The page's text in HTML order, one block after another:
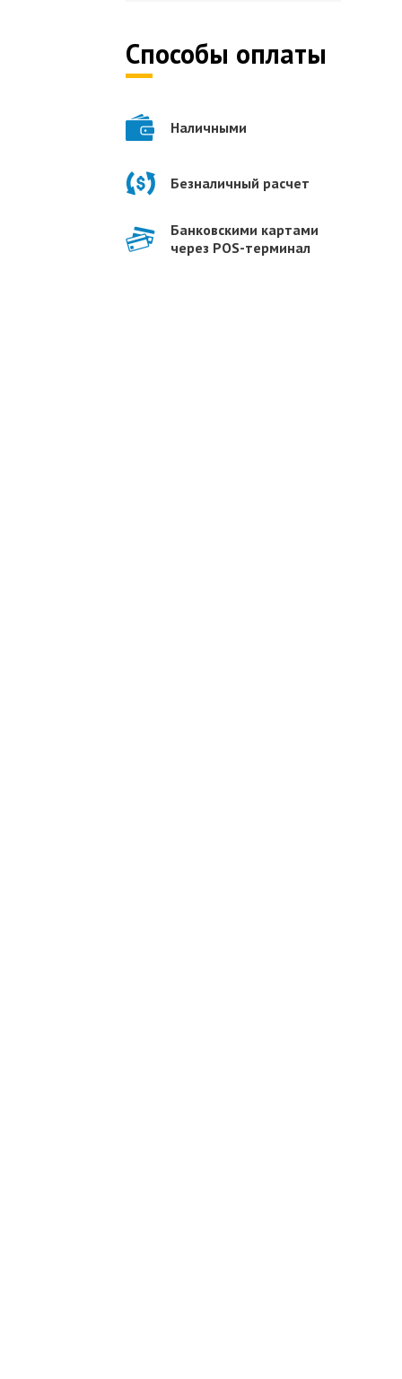
Способы оплаты
Наличными
Безналичный расчет
Банковскими картами
через POS-терминал